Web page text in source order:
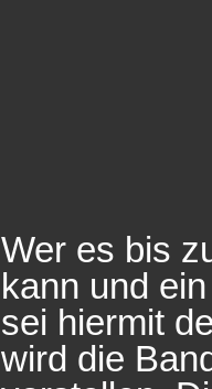
Wer es bis
kann und
sei hiermit
wird die